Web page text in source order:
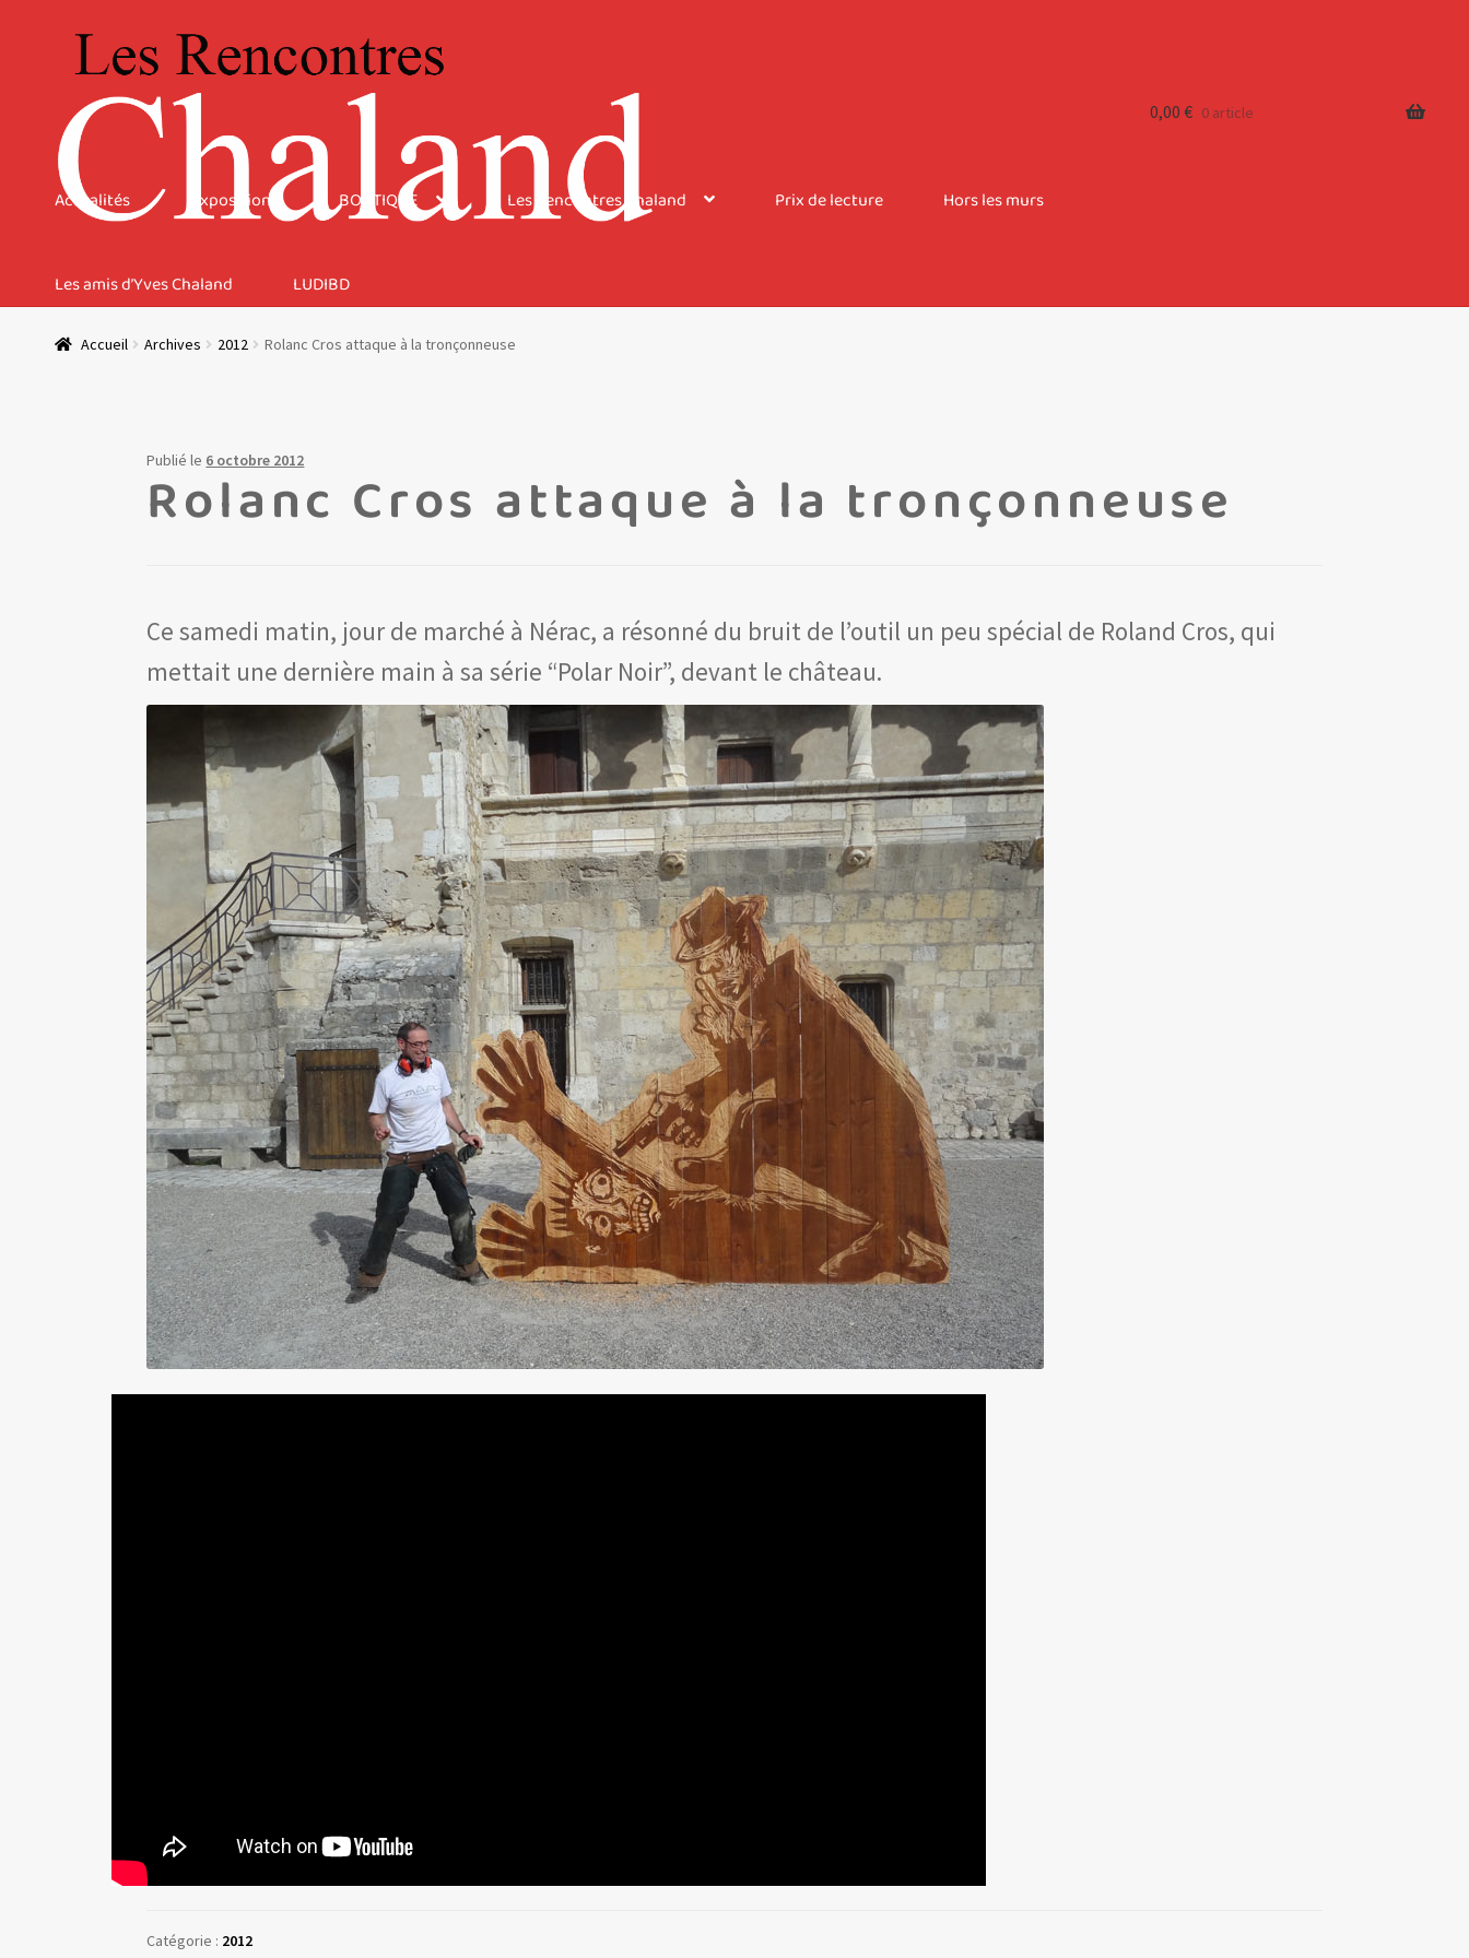
navigation
Actualités Expositions BOUTIQUE Les Rencontres Chaland Prix de lecture Hors les murs
Les amis d’Yves Chaland LUDIBD
0,00 € 0 article
Accueil Archives 2012 Rolanc Cros attaque à la tronçonneuse
Publié le 6 octobre 2012
Rolanc Cros attaque à la tronçonneuse
Ce samedi matin, jour de marché à Nérac, a résonné du bruit de l’outil un peu spécial de Roland Cros, qui
mettait une dernière main à sa série “Polar Noir”, devant le château.
Catégorie : 2012